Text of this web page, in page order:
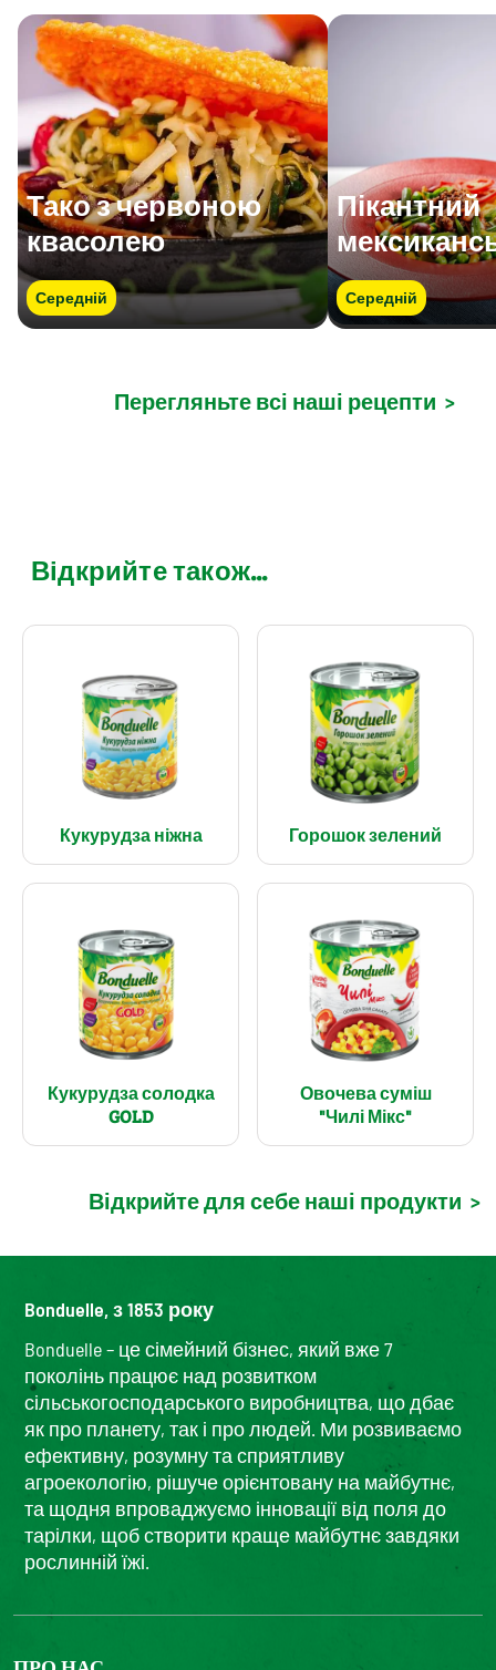
Тако з червоною
квасолею
Середній
Пікантний
Середній
Перегляньте всі наші рецепти >
Відкрийте також...
Кукурудза ніжна Горошок зелений
Кукурудза солодка
GOLD
Овочева суміш
"Чилі Мікс"
Відкрийте для себе наші продукти >
Bonduelle, з 1853 року
Bonduelle – це сімейний бізнес, який вже 7
поколінь працює над розвитком
сільськогосподарського виробництва, що дбає
як про планету, так і про людей. Ми розвиваємо
ефективну, розумну та сприятливу
агроекологію, рішуче орієнтовану на майбутнє,
та щодня впроваджуємо інновації від поля до
тарілки, щоб створити краще майбутнє завдяки
рослинній їжі.